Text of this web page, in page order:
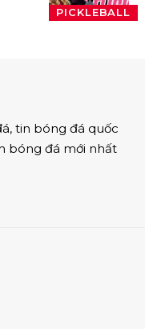
PICKLEBALL
, tin bóng đá quốc
bóng đá mới nhất